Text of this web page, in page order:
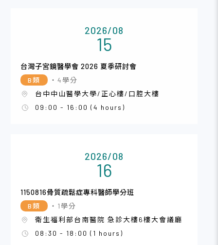
2026/08
15
台灣子宮鏡醫學會 2026 夏季研討會
B類
・4學分
台中中山醫學大學/正心樓/口腔大樓
09:00 - 16:00 (4 hours)
2026/08
16
1150816骨質疏鬆症專科醫師學分班
B類
・1學分
衛生福利部台南醫院 急診大樓6樓大會議廳
08:30 - 18:00 (1 hours)